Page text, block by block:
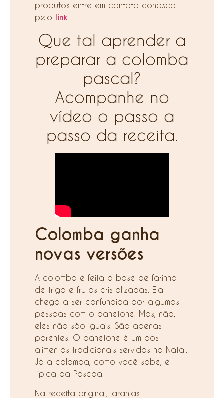
produtos entre em contato conosco
pelo link
Que tal aprender a
preparar a colomba
pascal?
Acompanhe no
vídeo o passo a
passo da receita.
Colomba ganha
novas versões
A colomba é feita à base de farinha
de trigo e frutas cristalizadas. Ela
chega a ser confundida por algumas
pessoas com o panetone. Mas, não,
eles não são iguais. São apenas
parentes. O panetone é um dos
alimentos tradicionais servidos no Natal.
Já a colomba, como você sabe, é
típica da Páscoa.
Na receita original, laranjas